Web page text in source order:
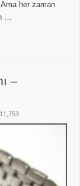
her zaman
…
–
11,753